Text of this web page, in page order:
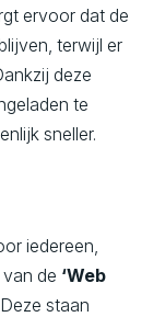
ervoor dat de
terwijl er
deze
te
sneller.
iedereen,
de ‘Web
staan